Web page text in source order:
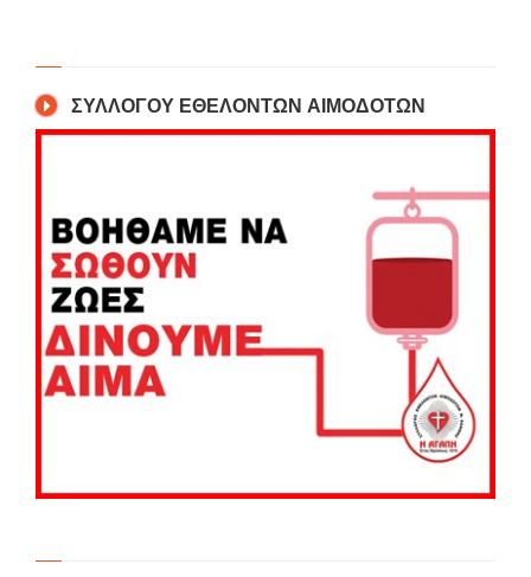
ΣΥΛΛΟΓΟΥ ΕΘΕΛΟΝΤΩΝ ΑΙΜΟΔΟΤΩΝ